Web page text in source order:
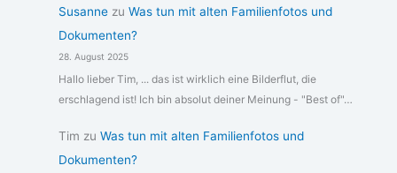
Susannezu Was tun mit alten Familienfotos und
Dokumenten?
28. August 2025
Hallo lieber Tim, ... das ist wirklich eine Bilderflut, die
erschlagend ist! Ich bin absolut deiner Meinung - "Best of"…
Tim zu Was tun mit alten Familienfotos und
Dokumenten?